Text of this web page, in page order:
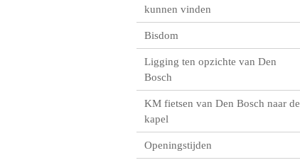
kunnen vinden
Bisdom
Ligging ten opzichte van Den
Bosch
KM fietsen van Den Bosch naar de
kapel
Openingstijden